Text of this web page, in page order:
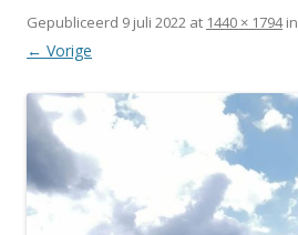
Gepubliceerd 9 juli 2022 at 1440 × 1794in
← Vorige